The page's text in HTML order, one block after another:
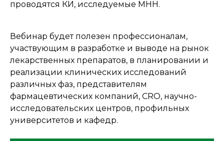
проводятся КИ, исследуемые МНН.
Вебинар будет полезен профессионалам,
участвующим в разработке и выводе на рынок
лекарственных препаратов, в планировании и
реализации клинических исследований
различных фаз, представителям
фармацевтических компаний, CRO, научно-
исследовательских центров, профильных
университетов и кафедр.